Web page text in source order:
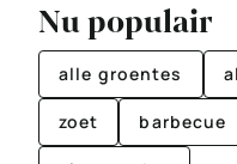
Nu populair
alle groentes
zoet barbecue